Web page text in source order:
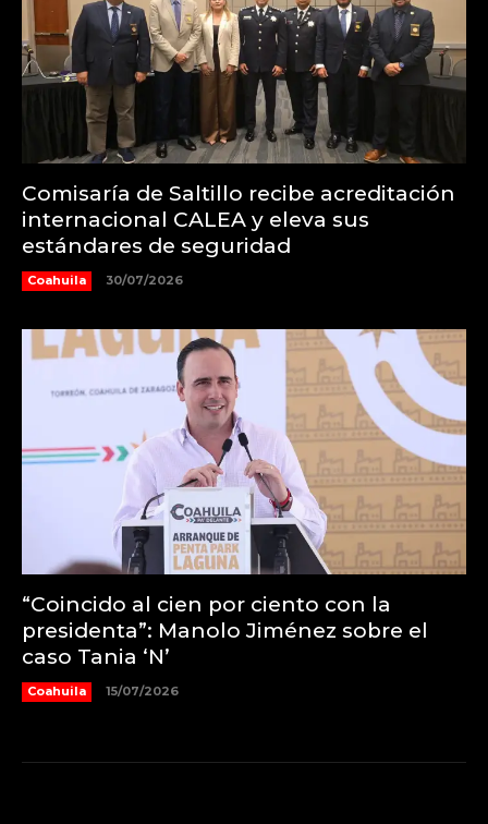
Comisaría de Saltillo recibe acreditación
internacional CALEA y eleva sus
estándares de seguridad
Coahuila 30/07/2026
“Coincido al cien por ciento con la
presidenta”: Manolo Jiménez sobre el
caso Tania ‘N’
Coahuila 15/07/2026